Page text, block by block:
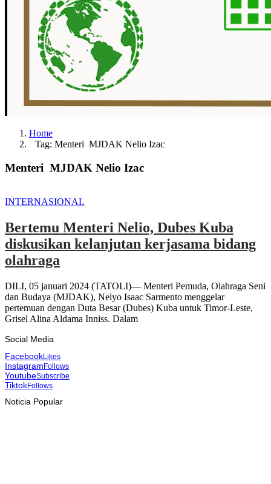
Home
Tag: Menteri MJDAK Nelio Izac
Menteri MJDAK Nelio Izac
INTERNASIONAL
Bertemu Menteri Nelio, Dubes Kuba
diskusikan kelanjutan kerjasama bidang
olahraga
DILI, 05 januari 2024 (TATOLI)— Menteri Pemuda, Olahraga Seni
dan Budaya (MJDAK), Nelyo Isaac Sarmento menggelar
pertemuan dengan Duta Besar (Dubes) Kuba untuk Timor-Leste,
Grisel Alina Aldama Inniss. Dalam
Social Media
FacebookLikes
InstagramFollows
YoutubeSubscribe
TiktokFollows
Noticia Popular